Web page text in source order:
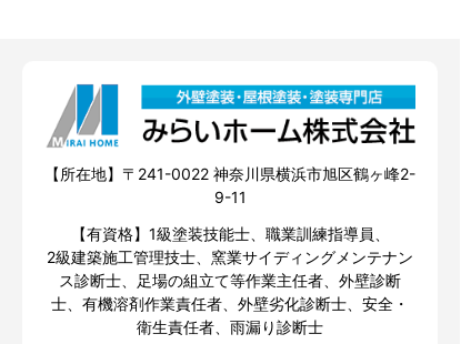
【所在地】〒241-0022 神奈川県横浜市旭区鶴ヶ峰2-
9-11
【有資格】1級塗装技能士、職業訓練指導員、
2級建築施工管理技士、窯業サイディングメンテナン
ス診断士、足場の組立て等作業主任者、外壁診断
士、有機溶剤作業責任者、外壁劣化診断士、安全・
衛生責任者、雨漏り診断士